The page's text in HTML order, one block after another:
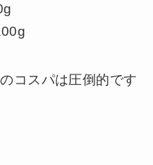
コスパは圧倒的です